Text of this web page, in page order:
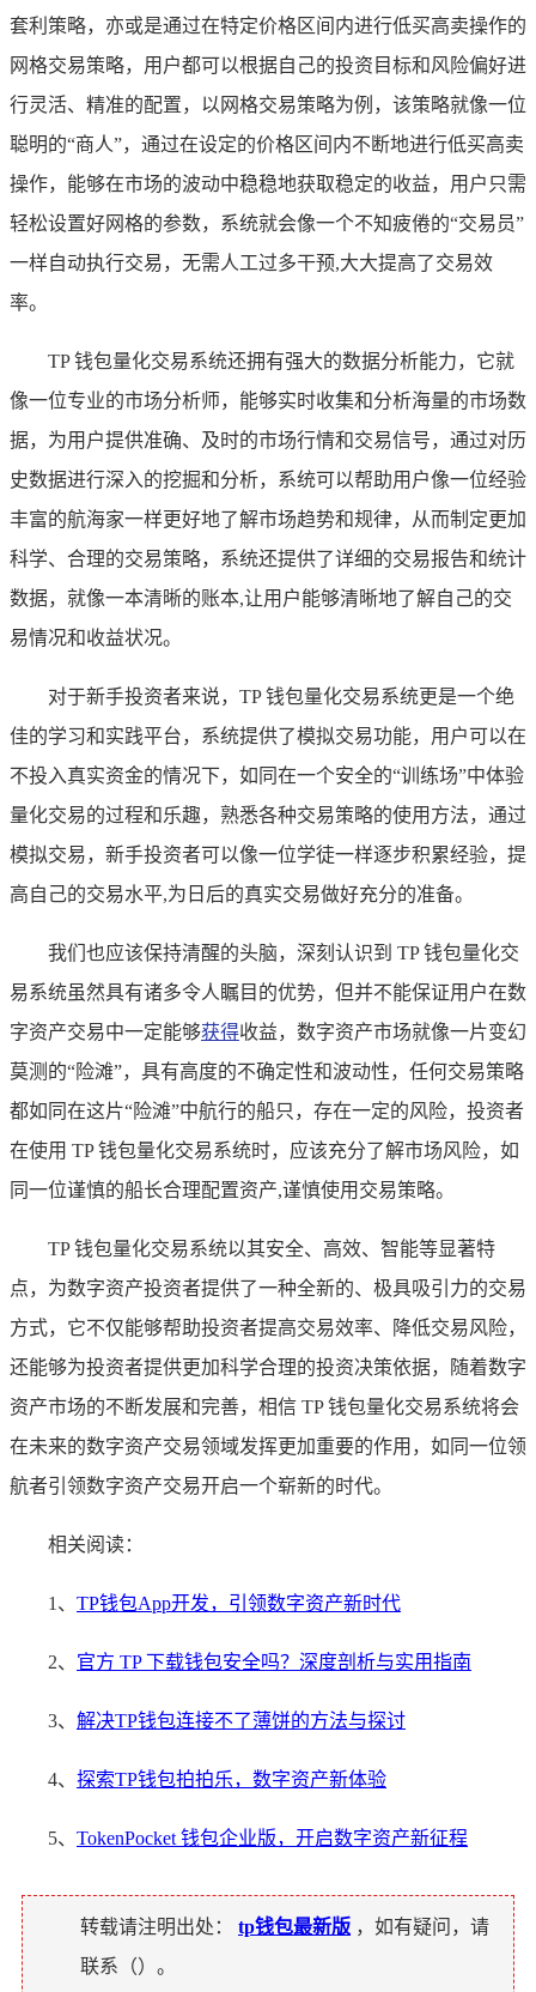
套利策略，亦或是通过在特定价格区间内进行低买高卖操作的
网格交易策略，用户都可以根据自己的投资目标和风险偏好进
行灵活、精准的配置，以网格交易策略为例，该策略就像一位
聪明的“商人”，通过在设定的价格区间内不断地进行低买高卖
操作，能够在市场的波动中稳稳地获取稳定的收益，用户只需
轻松设置好网格的参数，系统就会像一个不知疲倦的“交易员”
一样自动执行交易，无需人工过多干预,大大提高了交易效
率。
TP 钱包量化交易系统还拥有强大的数据分析能力，它就
像一位专业的市场分析师，能够实时收集和分析海量的市场数
据，为用户提供准确、及时的市场行情和交易信号，通过对历
史数据进行深入的挖掘和分析，系统可以帮助用户像一位经验
丰富的航海家一样更好地了解市场趋势和规律，从而制定更加
科学、合理的交易策略，系统还提供了详细的交易报告和统计
数据，就像一本清晰的账本,让用户能够清晰地了解自己的交
易情况和收益状况。
对于新手投资者来说，TP 钱包量化交易系统更是一个绝
佳的学习和实践平台，系统提供了模拟交易功能，用户可以在
不投入真实资金的情况下，如同在一个安全的“训练场”中体验
量化交易的过程和乐趣，熟悉各种交易策略的使用方法，通过
模拟交易，新手投资者可以像一位学徒一样逐步积累经验，提
高自己的交易水平,为日后的真实交易做好充分的准备。
我们也应该保持清醒的头脑，深刻认识到 TP 钱包量化交
易系统虽然具有诸多令人瞩目的优势，但并不能保证用户在数
字资产交易中一定能够获得收益，数字资产市场就像一片变幻
莫测的“险滩”，具有高度的不确定性和波动性，任何交易策略
都如同在这片“险滩”中航行的船只，存在一定的风险，投资者
在使用 TP 钱包量化交易系统时，应该充分了解市场风险，如
同一位谨慎的船长合理配置资产,谨慎使用交易策略。
TP 钱包量化交易系统以其安全、高效、智能等显著特
点，为数字资产投资者提供了一种全新的、极具吸引力的交易
方式，它不仅能够帮助投资者提高交易效率、降低交易风险，
还能够为投资者提供更加科学合理的投资决策依据，随着数字
资产市场的不断发展和完善，相信 TP 钱包量化交易系统将会
在未来的数字资产交易领域发挥更加重要的作用，如同一位领
航者引领数字资产交易开启一个崭新的时代。
相关阅读：
1、 TP钱包App开发，引领数字资产新时代
2、 官方 TP 下载钱包安全吗？深度剖析与实用指南
3、 解决TP钱包连接不了薄饼的方法与探讨
4、 探索TP钱包拍拍乐，数字资产新体验
5、 TokenPocket 钱包企业版，开启数字资产新征程
转载请注明出处： tp钱包最新版 ，如有疑问，请
联系（）。